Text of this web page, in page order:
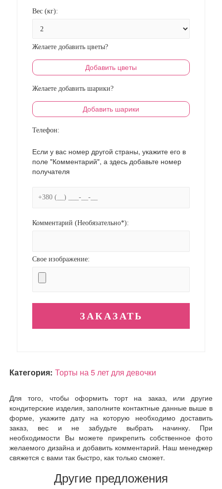
Вес (кг):
Желаете добавить цветы?
Добавить цветы
Желаете добавить шарики?
Добавить шарики
Телефон:
Если у вас номер другой страны, укажите его в
поле "Комментарий", а здесь добавьте номер
получателя
Комментарий (Необязательно*):
Свое изображение:
Категория: Торты на 5 лет для девочки
Для того, чтобы оформить торт на заказ, или другие
кондитерские изделия, заполните контактные данные выше в
форме, укажите дату на которую необходимо доставить
заказ, вес и не забудьте выбрать начинку. При
необходимости Вы можете прикрепить собственное фото
желаемого дизайна и добавить комментарий. Наш менеджер
свяжется с вами так быстро, как только сможет.
Другие предложения